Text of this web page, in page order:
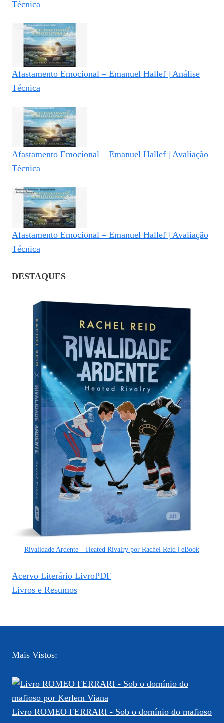
Técnica
Afastamento Emocional – Emanuel Hallef | Análise
Técnica
Afastamento Emocional – Emanuel Hallef | Avaliação
Técnica
Afastamento Emocional – Emanuel Hallef | Avaliação
Técnica
DESTAQUES
Rivalidade Ardente – Heated Rivalry por Rachel Reid | eBook
Acervo Literário LivroPDF
Livros e Resumos
Mais Vistos:
Livro ROMEO FERRARI - Sob o domínio do mafioso